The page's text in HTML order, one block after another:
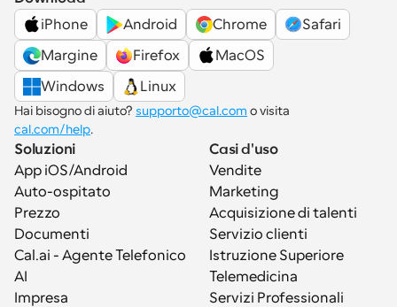
iPhone
Android Chrome
Safari
Margine
Firefox
MacOS
Windows
Linux
Hai bisogno di aiuto? supporto@cal.com
cal.com/help.
Soluzioni
App iOS/Android
Auto-ospitato
Prezzo
Documenti
Cal.ai - Agente Telefonico
AI
Impresa
Casi d'uso
Vendite
Marketing
Acquisizione di talenti
Servizio clienti
Istruzione Superiore
Telemedicina
Servizi Professionali